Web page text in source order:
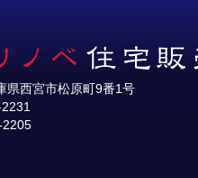
西宮市松原町9番1号